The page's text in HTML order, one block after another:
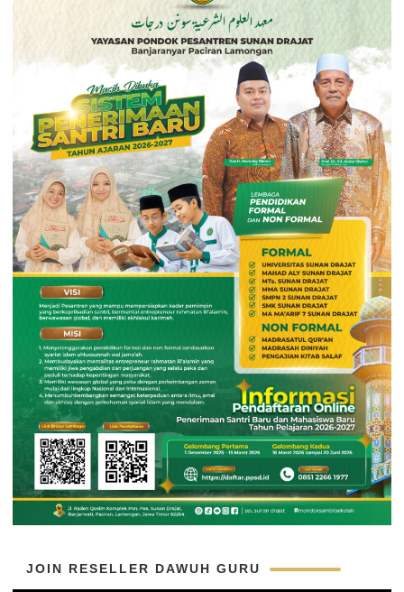
JOIN RESELLER DAWUH GURU